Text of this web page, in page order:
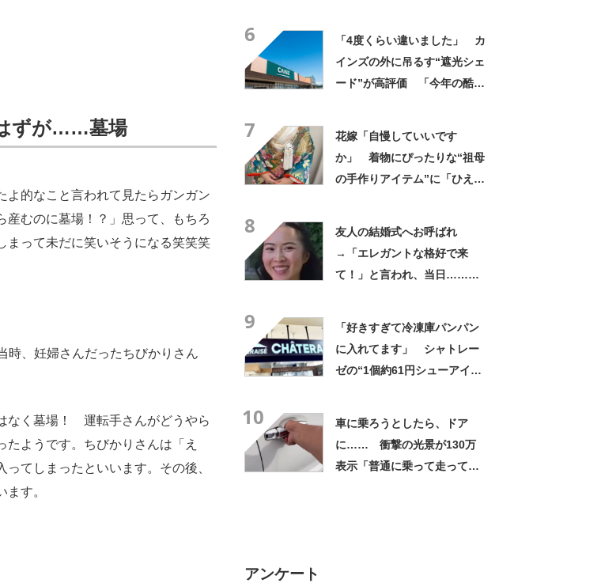
ずが……墓場
よ的なこと言われて見たらガンガン
むのに墓場！？」思って、もちろ
まって未だに笑いそうになる笑笑笑
時、妊婦さんだったちびかりさん
なく墓場！ 運転手さんがどうやら
ようです。ちびかりさんは「え
てしまったといいます。その後、
す。
6
「4度くらい違いました」 カ
インズの外に吊るす“遮光シェ
ード”が高評価 「今年の酷暑
7
花嫁「自慢していいです
か」 着物にぴったりな“祖母
の手作りアイテム”に「ひえ
8
友人の結婚式へお呼ばれ
→「エレガントな格好で来
て！」と言われ、当日……ま
9
「好きすぎて冷凍庫パンパン
に入れてます」 シャトレー
ゼの“1個約61円シューアイ
10
車に乗ろうとしたら、ドア
に…… 衝撃の光景が130万
表示「普通に乗って走ってた
アンケート